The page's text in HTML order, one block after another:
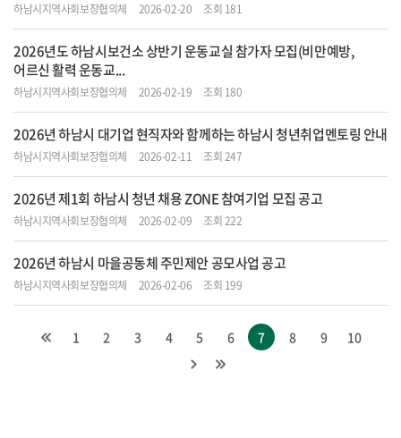
하남시지역사회보장협의체 2026-02-20 조회 181
2026년도 하남시보건소 상반기 운동교실 참가자 모집(비만예방,
어르신 활력 운동교...
하남시지역사회보장협의체 2026-02-19 조회 180
2026년 하남시 대기업 현직자와 함께하는 하남시 청년취업멘토링 안내
하남시지역사회보장협의체 2026-02-11 조회 247
2026년 제1회 하남시 청년 채용 ZONE 참여기업 모집 공고
하남시지역사회보장협의체 2026-02-09 조회 222
2026년 하남시 마을공동체 주민제안 공모사업 공고
하남시지역사회보장협의체 2026-02-06 조회 199
1 2 3 4 5 6 7 8 9 10